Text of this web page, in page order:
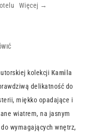
kolekcji Kamila
delikatność do
miękko opadające i
wiatrem, na jasnym
wymagających wnętrz,
Więcej →